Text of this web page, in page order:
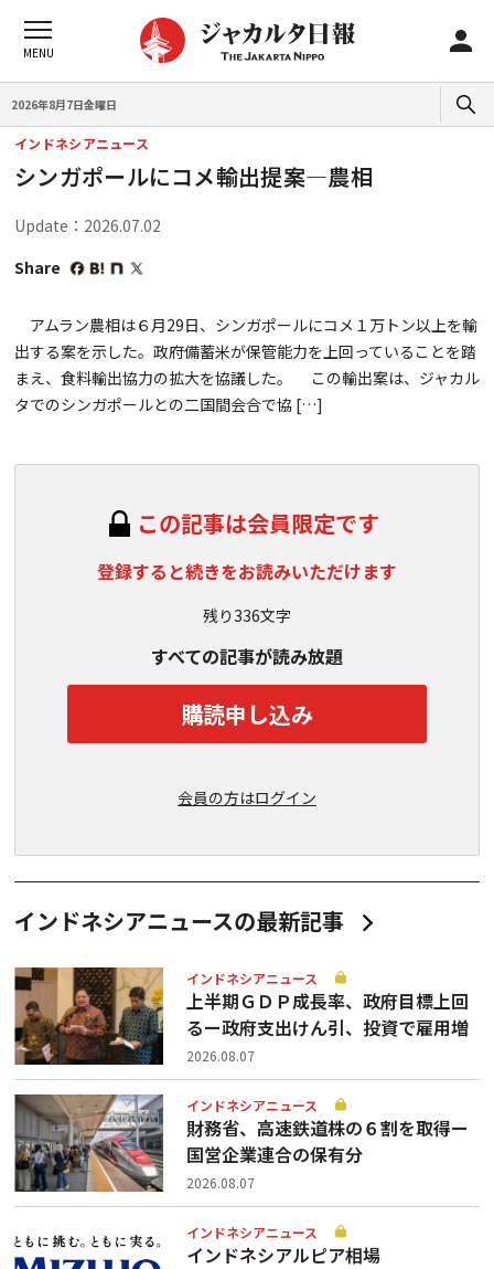
2026年8月7日金曜日
インドネシアニュース
シンガポールにコメ輸出提案―農相
Update：2026.07.02
Share
アムラン農相は６月29日、シンガポールにコメ１万トン以上を輸
出する案を示した。政府備蓄米が保管能力を上回っていることを踏
まえ、食料輸出協力の拡大を協議した。 この輸出案は、ジャカル
タでのシンガポールとの二国間会合で協 […]
この記事は会員限定です
登録すると続きをお読みいただけます
残り336文字
すべての記事が読み放題
購読申し込み
会員の方はログイン
インドネシアニュースの最新記事
インドネシアニュース
上半期ＧＤＰ成長率、政府目標上回
るー政府支出けん引、投資で雇用増
2026.08.07
インドネシアニュース
財務省、高速鉄道株の６割を取得ー
国営企業連合の保有分
2026.08.07
インドネシアニュース
インドネシアルピア相場